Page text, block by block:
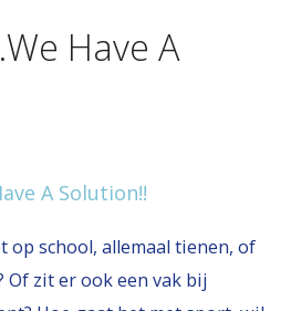
Have A
op school, allemaal tienen, of
Of zit er ook een vak bij